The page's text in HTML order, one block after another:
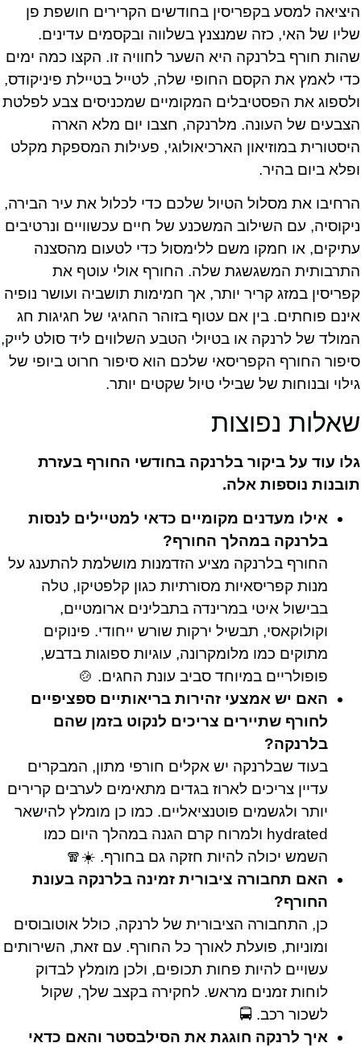
היציאה למסע בקפריסין בחודשים הקרירים חושפת פן
שליו של האי, כזה שמנצנץ בשלווה ובקסמים עדינים.
שהות חורף בלרנקה היא השער לחוויה זו. הקצו כמה ימים
כדי לאמץ את הקסם החופי שלה, לטייל בטיילת פיניקודס,
ולספוג את הפסטיבלים המקומיים שמכניסים צבע לפלטת
הצבעים של העונה. מלרנקה, חצבו יום מלא הארה
היסטורית במוזיאון הארכיאולוגי, פעילות המספקת מקלט
ופלא ביום בהיר.
הרחיבו את מסלול הטיול שלכם כדי לכלול את עיר הבירה,
ניקוסיה, עם השילוב המשכנע של חיים עכשוויים ונרטיבים
עתיקים, או חמקו משם ללימסול כדי לטעום מהסצנה
התרבותית המשגשגת שלה. החורף אולי עוטף את
קפריסין במזג קריר יותר, אך חמימות תושביה ועושר נופיה
אינם פוחתים. בין אם עטוף בזוהר החגיגי של חגיגות חג
המולד של לרנקה או בטיולי הטבע השלווים ליד סולט לייק,
סיפור החורף הקפריסאי שלכם הוא סיפור חרוט ביופי של
גילוי ובנוחות של שבילי טיול שקטים יותר.
שאלות נפוצות
גלו עוד על ביקור בלרנקה בחודשי החורף בעזרת
תובנות נוספות אלה.
אילו מעדנים מקומיים כדאי למטיילים לנסות
בלרנקה במהלך החורף?
החורף בלרנקה מציע הזדמנות מושלמת להתענג על
מנות קפריסאיות מסורתיות כגון קלפטיקו, טלה
בבישול איטי במרינדה בתבלינים ארומטיים,
וקולוקאסי, תבשיל ירקות שורש ייחודי. פינוקים
מתוקים כמו מלומקרונה, עוגיות ספוגות בדבש,
פופולריים במיוחד סביב עונת החגים. 🍲
האם יש אמצעי זהירות בריאותיים ספציפיים
לחורף שתיירים צריכים לנקוט בזמן שהם
בלרנקה?
בעוד שבלרנקה יש אקלים חורפי מתון, המבקרים
עדיין צריכים לארוז בגדים מתאימים לערבים קרירים
יותר ולגשמים פוטנציאליים. כמו כן מומלץ להישאר
hydrated ולמרוח קרם הגנה במהלך היום כמו
השמש יכולה להיות חזקה גם בחורף. ☀️🧣
האם תחבורה ציבורית זמינה בלרנקה בעונת
החורף?
כן, התחבורה הציבורית של לרנקה, כולל אוטובוסים
ומוניות, פועלת לאורך כל החורף. עם זאת, השירותים
עשויים להיות פחות תכופים, ולכן מומלץ לבדוק
לוחות זמנים מראש. לחקירה בקצב שלך, שקול
לשכור רכב. 🚍
איך לרנקה חוגגת את הסילבסטר והאם כדאי